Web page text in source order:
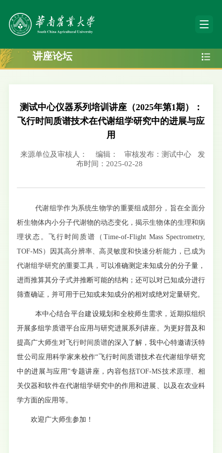
讲座论坛
测试中心仪器系列培训讲座（2025年第1期）：
飞行时间质谱技术在代谢组学研究中的进展与应
用
来源单位及审核人： 编辑： 审核发布：测试中心
发
布时间：2025-02-28
代谢组学作为系统生物学的重要组成部分，旨在全面分
析生物体内小分子代谢物的动态变化，揭示生物体的生理和病
理状态。飞行时间质谱（Time-of-Flight Mass Spectrometry,
TOF-MS）因其高分辨率、高灵敏度和快速分析能力，已成为
代谢组学研究的重要工具， 可以准确测定未知成分的分子量，
进而推算其分子式并推断可能的结构；还可以对已知成分进行
筛查确证，并可用于已知或未知成分的相对或绝对定量研究。
本中心结合平台建设规划和 全校师生需求 ， 近期拟组织
开展多组学 质谱平台应用与研究进展 系列讲座 。 为更好普及和
提高广大师生对飞行时间质谱的深入了解 ，我中心特邀请沃特
世公司应用科学家来校作“ 飞行时间质谱技术在代谢组学研究
中的进展与应用”专题讲座 ，内容包括TOF-MS技术原理
相
关仪器和软件在代谢组学研究中 的作用和进展 以及在农业科
学方面的应用等。
欢迎广大师生参加！